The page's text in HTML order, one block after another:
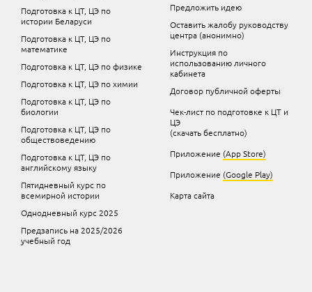
Подготовка к ЦТ, ЦЭ по
истории Беларуси
Подготовка к ЦТ, ЦЭ по
математике
Подготовка к ЦТ, ЦЭ по физике
Подготовка к ЦТ, ЦЭ по химии
Подготовка к ЦТ, ЦЭ по
биологии
Подготовка к ЦТ, ЦЭ по
обществоведению
Подготовка к ЦТ, ЦЭ по
английскому языку
Пятидневный курс по
всемирной истории
Однодневный курс 2025
Предзапись на 2025/2026
учебный год
Предложить идею
Оставить жалобу руководству
центра (анонимно)
Инструкция по
использованию личного
кабинета
Договор публичной оферты
Чек-лист по подготовке к ЦТ и
ЦЭ
(скачать бесплатно)
Приложение (App Store)
Приложение (Google Play)
Карта сайта